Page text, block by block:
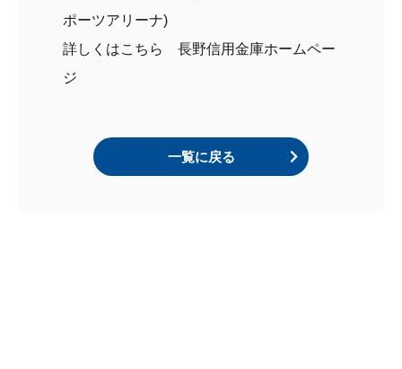
ポーツアリーナ)
詳しくはこちら 長野信用金庫ホームペー
ジ
一覧に戻る